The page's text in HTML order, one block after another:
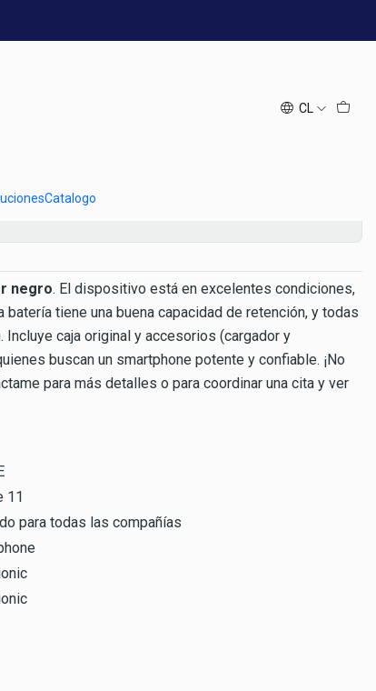
CL
Catalogo
Negro en Excelente
negro. El dispositivo está en excelentes condiciones,
tiene una buena capacidad de retención, y todas
caja original y accesorios (cargador y
buscan un smartphone potente y confiable. ¡No
para más detalles o para coordinar una cita y ver
11
para todas las compañías